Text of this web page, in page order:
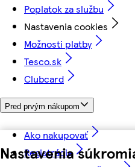
Nastavenia
Poplatok za službu
Nastavenia cookies
Možnosti platby
Tesco.sk
Clubcard
Pred prvým nákupom
Ako nakupovať
Registrácia